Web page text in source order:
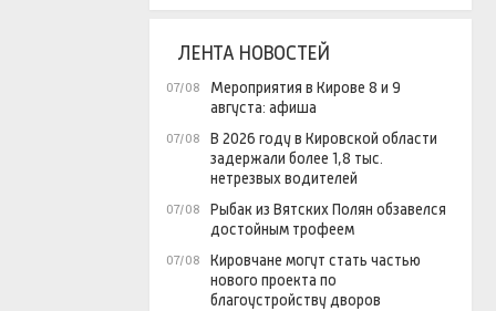
ЛЕНТА НОВОСТЕЙ
07/08
Мероприятия в Кирове 8 и 9
августа: афиша
07/08
В 2026 году в Кировской области
задержали более 1,8 тыс.
нетрезвых водителей
07/08
Рыбак из Вятских Полян обзавелся
достойным трофеем
07/08
Кировчане могут стать частью
нового проекта по
благоустройству дворов